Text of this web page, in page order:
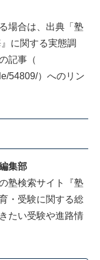
場合は、出典「塾
に関する実態調
記事（
54809/）へのリン
集部
塾検索サイト『塾
・受験に関する総
たい受験や進路情